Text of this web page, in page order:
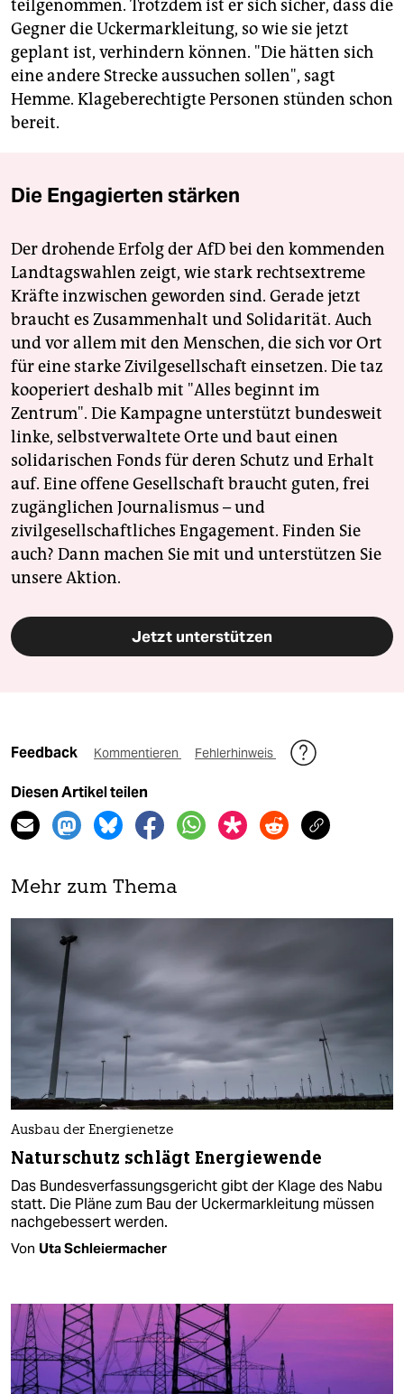
teilgenommen. Trotzdem ist er sich sicher, dass die
Gegner die Uckermarkleitung, so wie sie jetzt
geplant ist, verhindern können. "Die hätten sich
eine andere Strecke aussuchen sollen", sagt
Hemme. Klageberechtigte Personen stünden schon
bereit.
Die Engagierten stärken
Der drohende Erfolg der AfD bei den kommenden
Landtagswahlen zeigt, wie stark rechtsextreme
Kräfte inzwischen geworden sind. Gerade jetzt
braucht es Zusammenhalt und Solidarität. Auch
und vor allem mit den Menschen, die sich vor Ort
für eine starke Zivilgesellschaft einsetzen. Die taz
kooperiert deshalb mit "Alles beginnt im
Zentrum". Die Kampagne unterstützt bundesweit
linke, selbstverwaltete Orte und baut einen
solidarischen Fonds für deren Schutz und Erhalt
auf. Eine offene Gesellschaft braucht guten, frei
zugänglichen Journalismus – und
zivilgesellschaftliches Engagement. Finden Sie
auch? Dann machen Sie mit und unterstützen Sie
unsere Aktion.
Jetzt unterstützen
Feedback Kommentieren Fehlerhinweis
Diesen Artikel teilen
Mehr zum Thema
Ausbau der Energienetze
Naturschutz schlägt Energiewende
Das Bundesverfassungsgericht gibt der Klage des Nabu
statt. Die Pläne zum Bau der Uckermarkleitung müssen
nachgebessert werden.
Von Uta Schleiermacher